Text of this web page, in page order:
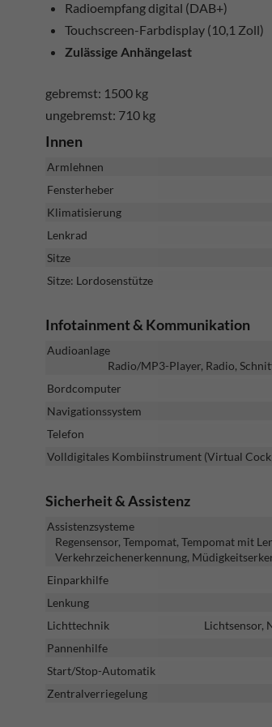
Radioempfang digital (DAB+)
Touchscreen-Farbdisplay (10,1 Zoll)
Zulässige Anhängelast
gebremst: 1500 kg
ungebremst: 710 kg
Innen
Armlehnen
Fensterheber
Klimatisierung
Lenkrad
Sitze
Sitze: Lordosenstütze
Infotainment & Kommunikation
Audioanlage
Radio/MP3-Player, Radio,
Bordcomputer
Navigationssystem
Telefon
Volldigitales Kombiinstrument (Virtual
Sicherheit & Assistenz
Assistenzsysteme
Regensensor, Tempomat, Tempomat mit
Verkehrzeichenerkennung,
Einparkhilfe
Lenkung
Lichttechnik
Lichtsensor,
Pannenhilfe
Start/Stop-Automatik
Zentralverriegelung